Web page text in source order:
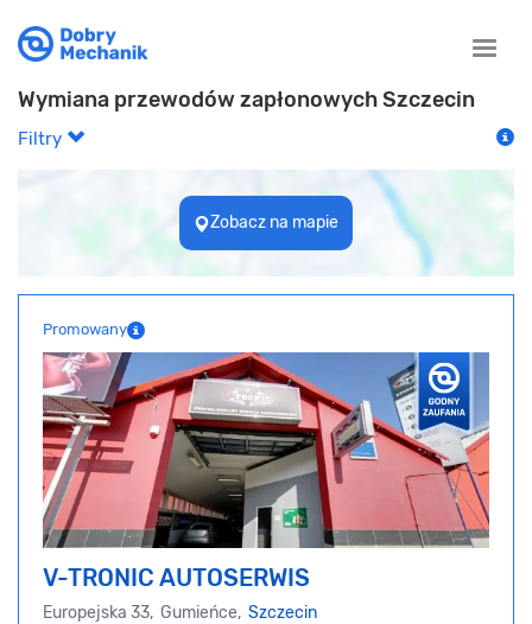
Toggle
Wymiana przewodów zapłonowych Szczecin
Filtry
Zobacz na mapie
Promowany
V-TRONIC AUTOSERWIS
Europejska 33, Gumieńce, Szczecin